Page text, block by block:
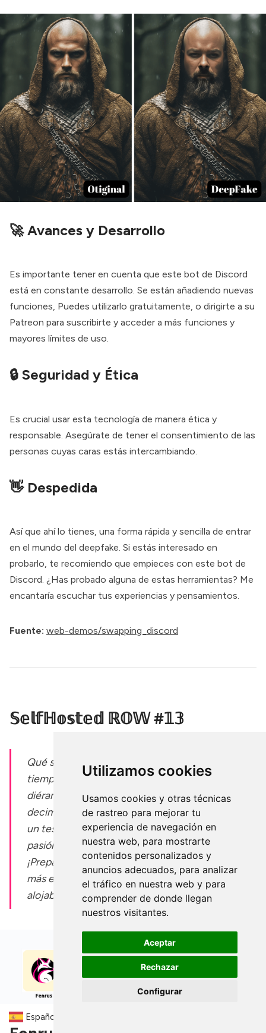
Utilizamos cookies
Usamos cookies y otras técnicas
de rastreo para mejorar tu
experiencia de navegación en
nuestra web, para mostrarte
contenidos personalizados y
anuncios adecuados, para analizar
el tráfico en nuestra web y para
comprender de donde llegan
nuestros visitantes.
Aceptar
Rechazar
Configurar
Español
🚀 Avances y Desarrollo
Es importante tener en cuenta que este bot de Discord
está en constante desarrollo. Se están añadiendo nuevas
funciones, Puedes utilizarlo gratuitamente, o dirigirte a su
Patreon para suscribirte y acceder a más funciones y
mayores límites de uso.
🔒 Seguridad y Ética
Es crucial usar esta tecnología de manera ética y
responsable. Asegúrate de tener el consentimiento de las
personas cuyas caras estás intercambiando.
👋 Despedida
Así que ahí lo tienes, una forma rápida y sencilla de entrar
en el mundo del deepfake. Si estás interesado en
probarlo, te recomiendo que empieces con este bot de
Discord. ¿Has probado alguna de estas herramientas? Me
encantaría escuchar tus experiencias y pensamientos.
Fuente: web-demos/swapping_discord
𝕊𝕖𝕝𝕗ℍ𝕠𝕤𝕥𝕖𝕕 ℝ𝕆𝕎 #𝟙𝟛
Qué semana tan frenética hemos tenido! El
tiempo ha volado y, antes de que nos
diéramos cuenta, ya estamos aquí con la
decimotercera edición de Selfhosted Row. Es
un testimonio de nuestro compromiso y
pasión por traerte lo mejor cada vez.
¡Preparaté para sumergirse en las últimas y
más emocionantes aplicaciones auto-
alojables que hemos descubierto